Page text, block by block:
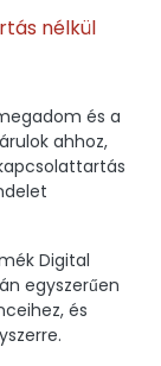
nélkül
és a
ahhoz,
Digital
egyszerűen
és